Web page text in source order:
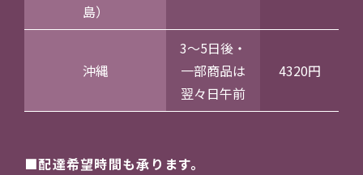
島）
沖縄
3～5日後・
一部商品は
翌々日午前
4320円
配達希望時間も承ります。